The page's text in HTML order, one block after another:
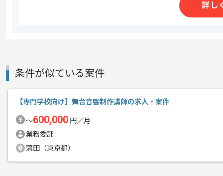
翻訳の経験を活かすことができます。
詳し
条件が似ている案件
【専門学校向け】舞台音響制作講師の求人・案件
〜600,000 円／月
業務委託
蒲田（東京都）